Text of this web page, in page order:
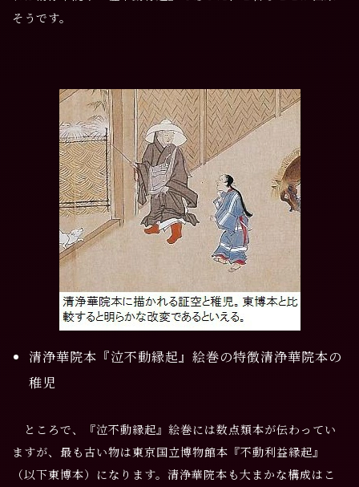
そうです。
清浄華院本『泣不動縁起』絵巻の特徴清浄華院本の
稚児
ところで、『泣不動縁起』絵巻には数点類本が伝わってい
ますが、最も古い物は東京国立博物館本『不動利益縁起』
（以下東博本）になります。清浄華院本も大まかな構成はこ